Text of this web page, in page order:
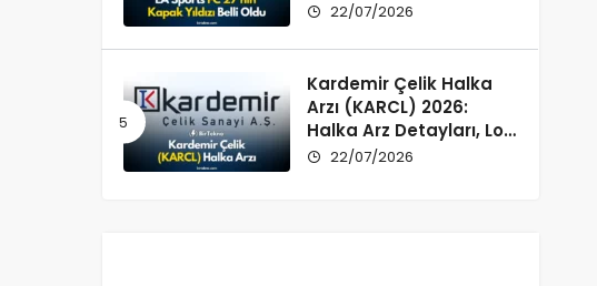
22/07/2026
Kardemir Çelik Halka
Arzı (KARCL) 2026:
Halka Arz Detayları, Lot
Dağılımı ve Şirket Profili
22/07/2026